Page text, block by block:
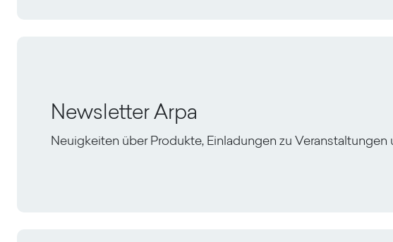
Newsletter Arpa
Neuigkeiten über Produkte, Einladungen zu